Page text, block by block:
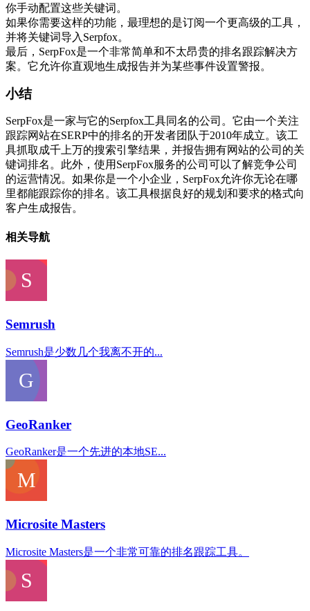
你手动配置这些关键词。
如果你需要这样的功能，最理想的是订阅一个更高级的工具，
并将关键词导入Serpfox。
最后，SerpFox是一个非常简单和不太昂贵的排名跟踪解决方
案。它允许你直观地生成报告并为某些事件设置警报。
小结
SerpFox是一家与它的Serpfox工具同名的公司。它由一个关注
跟踪网站在SERP中的排名的开发者团队于2010年成立。该工
具抓取成千上万的搜索引擎结果，并报告拥有网站的公司的关
键词排名。此外，使用SerpFox服务的公司可以了解竞争公司
的运营情况。如果你是一个小企业，SerpFox允许你无论在哪
里都能跟踪你的排名。该工具根据良好的规划和要求的格式向
客户生成报告。
相关导航
Semrush
Semrush是少数几个我离不开的...
GeoRanker
GeoRanker是一个先进的本地SE...
Microsite Masters
Microsite Masters是一个非常可靠的排名跟踪工具。